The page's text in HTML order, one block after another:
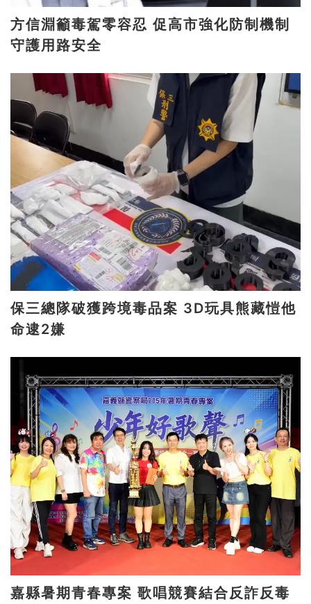
方信淵籲毒駕零容忍 促高市強化防制機制
守護用路安全
保三總隊破獲跨境毒品案 3D玩具熊藏愷他
命逮2嫌
嘉縣暑期青春專案 歌唱競賽結合反詐反毒